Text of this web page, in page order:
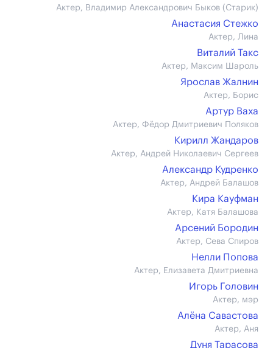
Актер, Владимир Александрович Быков (Старик)
Анастасия Стежко
Актер, Лина
Виталий Такс
Актер, Максим Шароль
Ярослав Жалнин
Актер, Борис
Артур Ваха
Актер, Фёдор Дмитриевич Поляков
Кирилл Жандаров
Актер, Андрей Николаевич Сергеев
Александр Кудренко
Актер, Андрей Балашов
Кира Кауфман
Актер, Катя Балашова
Арсений Бородин
Актер, Сева Спиров
Нелли Попова
Актер, Елизавета Дмитриевна
Игорь Головин
Актер, мэр
Алёна Савастова
Актер, Аня
Дуня Тарасова